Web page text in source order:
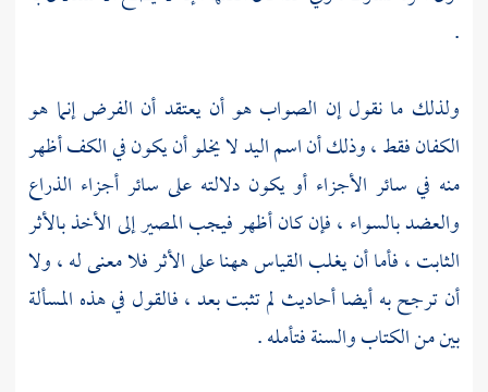
.
ولذلك ما نقول إن الصواب هو أن يعتقد أن الفرض إنما هو
الكفان فقط ، وذلك أن اسم اليد لا يخلو أن يكون في الكف أظهر
منه في سائر الأجزاء أو يكون دلالته على سائر أجزاء الذراع
والعضد بالسواء ، فإن كان أظهر فيجب المصير إلى الأخذ بالأثر
الثابت ، فأما أن يغلب القياس ههنا على الأثر فلا معنى له ، ولا
أن ترجح به أيضا أحاديث لم تثبت بعد ، فالقول في هذه المسألة
بين من الكتاب والسنة فتأمله .